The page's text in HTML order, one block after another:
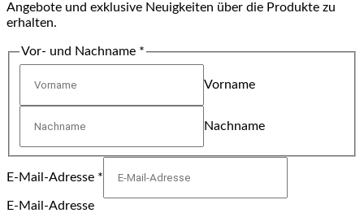
Angebote und exklusive Neuigkeiten über die Produkte zu
erhalten.
Vor- und Nachname *
Vorname
Nachname
E-Mail-Adresse *
E-Mail-Adresse